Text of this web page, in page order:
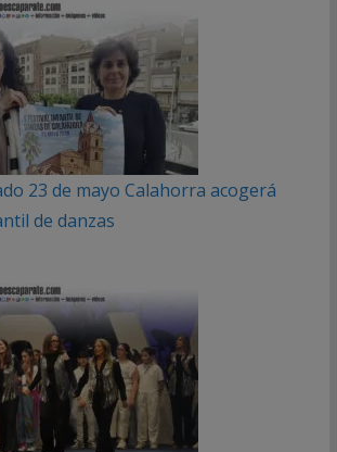
23 de mayo Calahorra acogerá
de danzas